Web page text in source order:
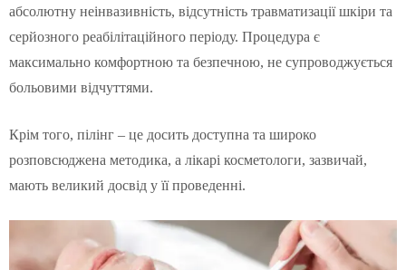
абсолютну неінвазивність, відсутність травматизації шкіри та
серйозного реабілітаційного періоду. Процедура є
максимально комфортною та безпечною, не супроводжується
больовими відчуттями.
Крім того, пілінг – це досить доступна та широко
розповсюджена методика, а лікарі косметологи, зазвичай,
мають великий досвід у її проведенні.